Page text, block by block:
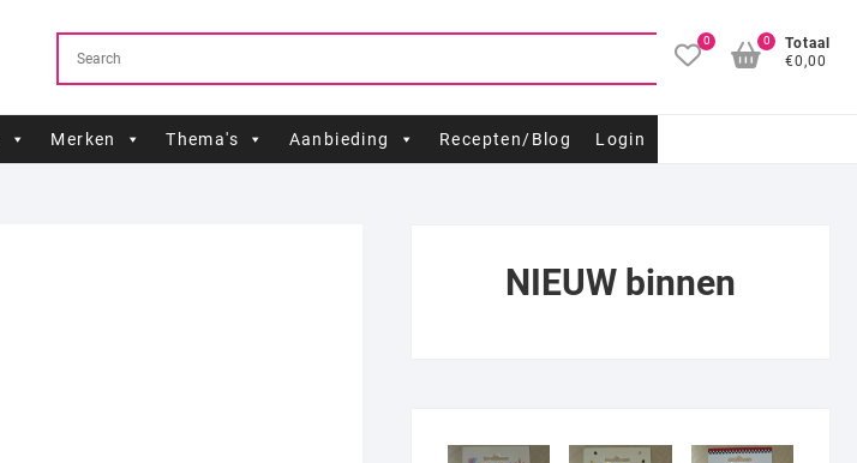
0
Totaal
€0,00
0
Merken Thema's Aanbieding Recepten/Blog Login
NIEUW binnen